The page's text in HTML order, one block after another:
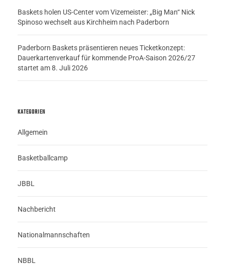
Baskets holen US-Center vom Vizemeister: „Big Man“ Nick
Spinoso wechselt aus Kirchheim nach Paderborn
Paderborn Baskets präsentieren neues Ticketkonzept:
Dauerkartenverkauf für kommende ProA-Saison 2026/27
startet am 8. Juli 2026
KATEGORIEN
Allgemein
Basketballcamp
JBBL
Nachbericht
Nationalmannschaften
NBBL